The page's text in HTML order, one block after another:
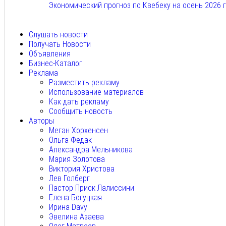
Экономический прогноз по Квебеку на осень 2026
Слушать новости
Получать Новости
Объявления
Бизнес-Каталог
Реклама
Разместить рекламу
Использование материалов
Как дать рекламу
Сообщить новость
Авторы
Меган Хорхенсен
Ольга Федак
Александра Мельникова
Мария Золотова
Виктория Христова
Лев Голберг
Пастор Приск Лалиссини
Елена Богуцкая
Ирина Davy
Эвелина Азаева